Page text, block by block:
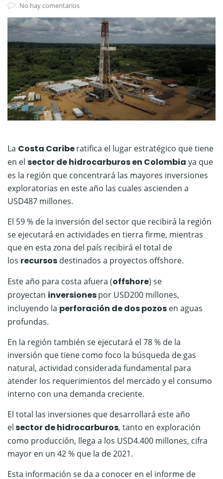
No hay comentarios
La Costa Cariberatifica el lugar estratégico que tiene
en el sector de hidrocarburos en Colombia ya que
es la región que concentrará las mayores inversiones
exploratorias en este año las cuales ascienden a
USD487 millones.
El 59 % de la inversión del sector que recibirá la región
se ejecutará en actividades en tierra firme, mientras
que en esta zona del país recibirá el total de
los recursos destinados a proyectos offshore.
Este año para costa afuera (offshore) se
proyectan inversionespor USD200 millones,
incluyendo la perforación de dos pozos en aguas
profundas.
En la región también se ejecutará el 78 % de la
inversión que tiene como foco la búsqueda de gas
natural, actividad considerada fundamental para
atender los requerimientos del mercado y el consumo
interno con una demanda creciente.
El total las inversiones que desarrollará este año
elsector de hidrocarburos, tanto en exploración
como producción, llega a los USD4.400 millones, cifra
mayor en un 42 % que la de 2021.
Esta información se da a conocer en el informe de